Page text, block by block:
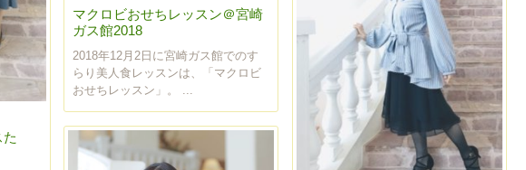
マクロビおせちレッスン＠宮崎
ガス館2018
2018年12月2日に宮崎ガス館でのす
らり美人食レッスンは、「マクロビ
おせちレッスン」。 ...